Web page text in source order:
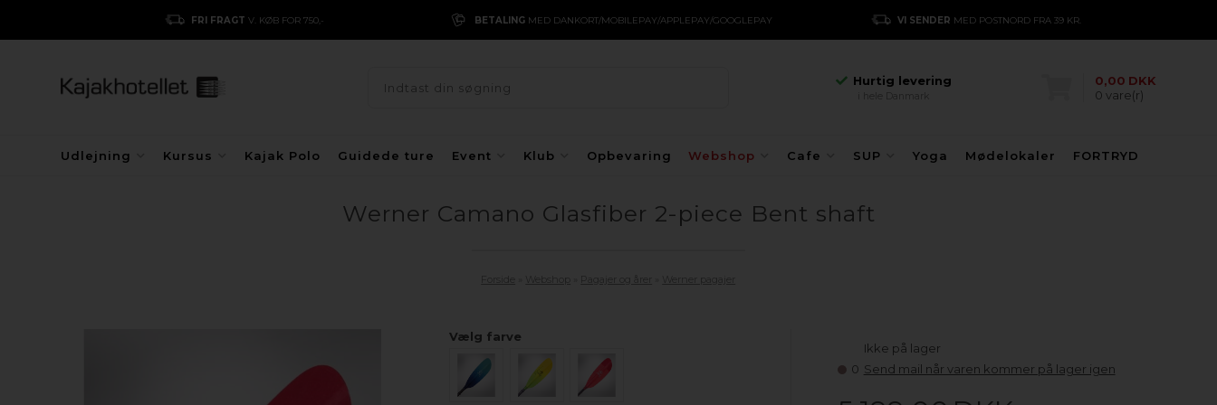
FRI FRAGT V. KØB FOR 750,- BETALING MED DANKORT/MOBILEPAY/APPLEPAY/GOOGLEPAY VI SENDER MED POSTNORD FRA 39 KR.
Hurtig levering
Hurtig levering
i hele Danmark
i hele Danmark
0,00 DKK
0 vare(r)
Udlejning Kursus Kajak Polo Guidede ture Event Klub Opbevaring Webshop Cafe SUP Yoga Mødelokaler FORTRYD
Werner Camano Glasfiber 2-piece Bent shaft
Vælg farve
0
Ikke på lager
Send mail når varen kommer på lager igen